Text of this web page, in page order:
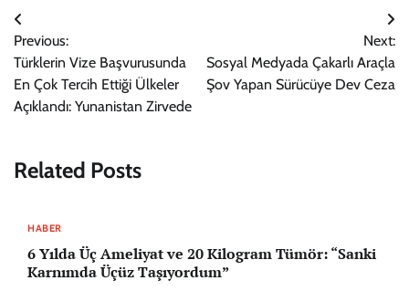
Yazı
gezinmesi
Previous:
Türklerin Vize Başvurusunda
En Çok Tercih Ettiği Ülkeler
Açıklandı: Yunanistan Zirvede
Next:
Sosyal Medyada Çakarlı Araçla
Şov Yapan Sürücüye Dev Ceza
Related Posts
HABER
6 Yılda Üç Ameliyat ve 20 Kilogram Tümör: “Sanki
Karnımda Üçüz Taşıyordum”